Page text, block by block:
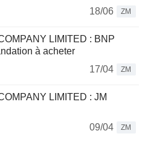
18/06
ZM
LIMITED : BNP
à acheter
17/04
ZM
LIMITED : JM
09/04
ZM